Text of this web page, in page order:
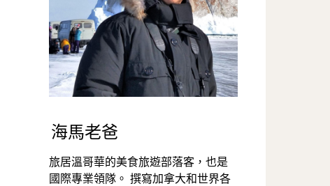
海馬老爸
旅居溫哥華的美食旅遊部落客，也是
國際專業領隊。 撰寫加拿大和世界各